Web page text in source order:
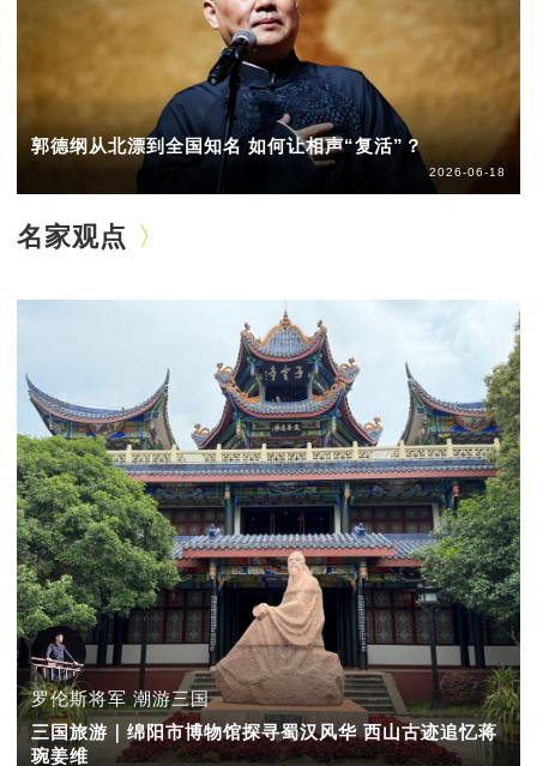
郭德纲从北漂到全国知名 如何让相声“复活”？
2026-06-18
名家观点
罗伦斯将军 潮游三国
三国旅游｜绵阳市博物馆探寻蜀汉风华 西山古迹追忆蒋
琬姜维